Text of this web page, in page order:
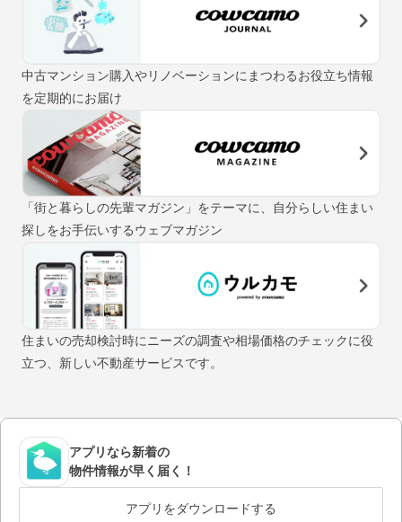
中古マンション購入やリノベーションにまつわるお役立ち情報
を定期的にお届け
「街と暮らしの先輩マガジン」をテーマに、自分らしい住まい
探しをお手伝いするウェブマガジン
住まいの売却検討時にニーズの調査や相場価格のチェックに役
立つ、新しい不動産サービスです。
アプリなら新着の
物件情報が早く届く！
アプリをダウンロードする